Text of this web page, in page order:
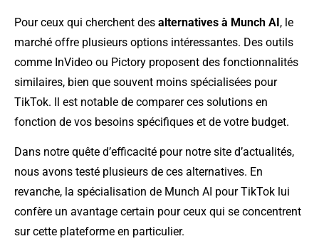
Pour ceux qui cherchent des alternatives à Munch AI, le
marché offre plusieurs options intéressantes. Des outils
comme InVideo ou Pictory proposent des fonctionnalités
similaires, bien que souvent moins spécialisées pour
TikTok. Il est notable de comparer ces solutions en
fonction de vos besoins spécifiques et de votre budget.
Dans notre quête d’efficacité pour notre site d’actualités,
nous avons testé plusieurs de ces alternatives. En
revanche, la spécialisation de Munch AI pour TikTok lui
confère un avantage certain pour ceux qui se concentrent
sur cette plateforme en particulier.